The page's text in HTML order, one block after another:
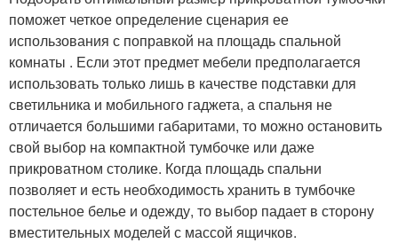
поможет четкое определение сценария ее
использования с поправкой на площадь спальной
комнаты . Если этот предмет мебели предполагается
использовать только лишь в качестве подставки для
светильника и мобильного гаджета, а спальня не
отличается большими габаритами, то можно остановить
свой выбор на компактной тумбочке или даже
прикроватном столике. Когда площадь спальни
позволяет и есть необходимость хранить в тумбочке
постельное белье и одежду, то выбор падает в сторону
вместительных моделей с массой ящичков.